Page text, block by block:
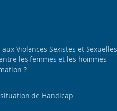
Violences Sexistes et Sexuelles
les femmes et les hommes
?
situation de Handicap